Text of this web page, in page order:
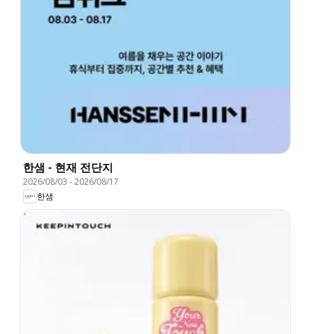
한샘 - 현재 전단지
2026/08/03 -2026/08/17
한샘